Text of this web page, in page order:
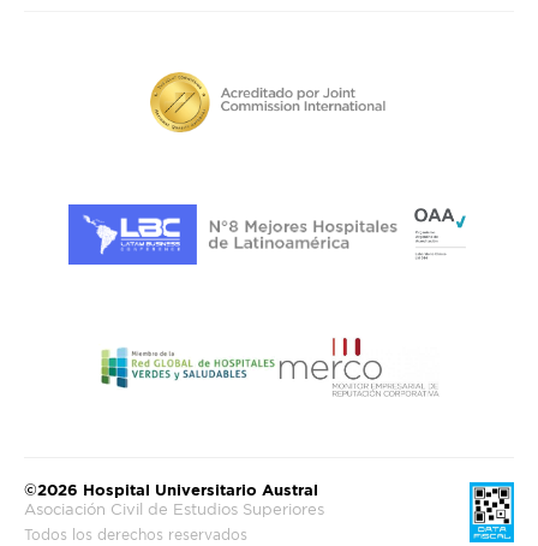
©2026 Hospital Universitario Austral
Asociación Civil de Estudios Superiores
Todos los derechos reservados